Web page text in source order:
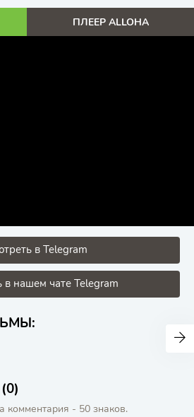
ПЛЕЕР ALLOHA
в Telegram
в нашем чате Telegram
комментария - 50 знаков.